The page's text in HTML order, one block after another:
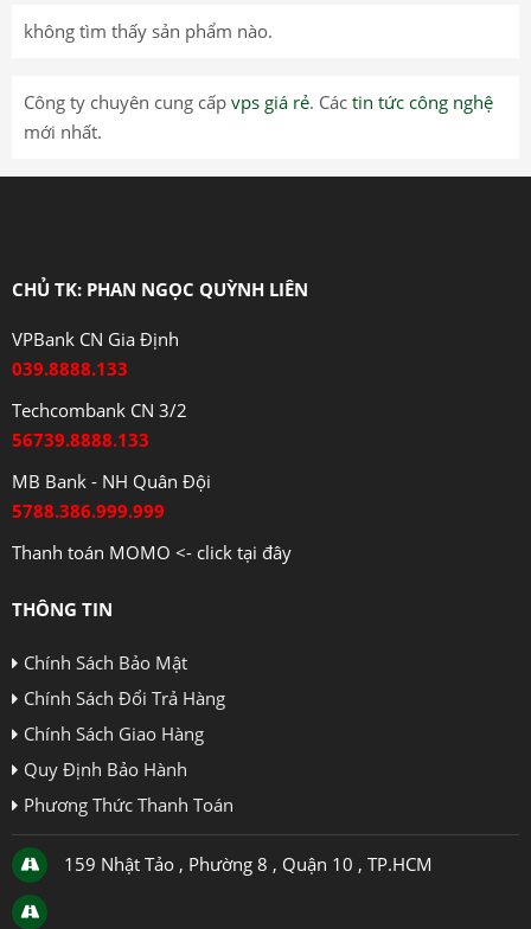
không tìm thấy sản phẩm nào.
Công ty chuyên cung cấp vps giá rẻ. Các tin tức công nghệ
mới nhất.
CHỦ TK: PHAN NGỌC QUỲNH LIÊN
VPBank CN Gia Định
039.8888.133
Techcombank CN 3/2
56739.8888.133
MB Bank - NH Quân Đội
5788.386.999.999
Thanh toán MOMO <- click tại đây
THÔNG TIN
Chính Sách Bảo Mật
Chính Sách Đổi Trả Hàng
Chính Sách Giao Hàng
Quy Định Bảo Hành
Phương Thức Thanh Toán
159 Nhật Tảo , Phường 8 , Quận 10 , TP.HCM